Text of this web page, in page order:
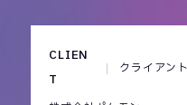
CLIEN
T
クライアント